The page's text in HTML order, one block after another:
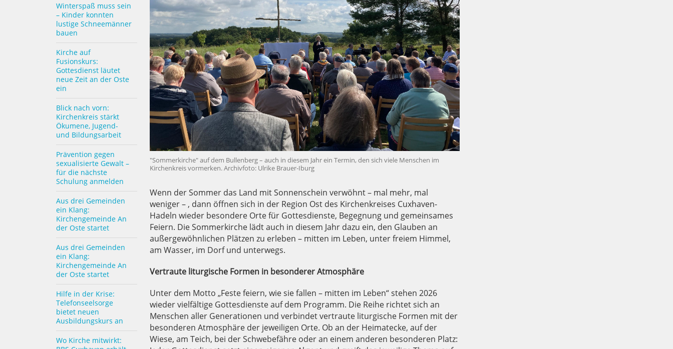
Winterspaß muss sein
– Kinder konnten
lustige Schneemänner
bauen
Kirche auf
Fusionskurs:
Gottesdienst läutet
neue Zeit an der Oste
ein
Blick nach vorn:
Kirchenkreis stärkt
Ökumene, Jugend-
und Bildungsarbeit
Prävention gegen
sexualisierte Gewalt –
für die nächste
Schulung anmelden
Aus drei Gemeinden
ein Klang:
Kirchengemeinde An
der Oste startet
Aus drei Gemeinden
ein Klang:
Kirchengemeinde An
der Oste startet
Hilfe in der Krise:
Telefonseelsorge
bietet neuen
Ausbildungskurs an
Wo Kirche mitwirkt:
"Sommerkirche" auf dem Bullenberg – auch in diesem Jahr ein Termin, den sich viele Menschen im
Kirchenkreis vormerken. Archivfoto: Ulrike Brauer-Iburg
Wenn der Sommer das Land mit Sonnenschein verwöhnt – mal mehr, mal
weniger – , dann öffnen sich in der Region Ost des Kirchenkreises Cuxhaven-
Hadeln wieder besondere Orte für Gottesdienste, Begegnung und gemeinsames
Feiern. Die Sommerkirche lädt auch in diesem Jahr dazu ein, den Glauben an
außergewöhnlichen Plätzen zu erleben – mitten im Leben, unter freiem Himmel,
am Wasser, im Dorf und unterwegs.
Vertraute liturgische Formen in besonderer Atmosphäre
Unter dem Motto „Feste feiern, wie sie fallen – mitten im Leben“ stehen 2026
wieder vielfältige Gottesdienste auf dem Programm. Die Reihe richtet sich an
Menschen aller Generationen und verbindet vertraute liturgische Formen mit der
besonderen Atmosphäre der jeweiligen Orte. Ob an der Heimatecke, auf der
Wiese, am Teich, bei der Schwebefähre oder an einem anderen besonderen Platz: